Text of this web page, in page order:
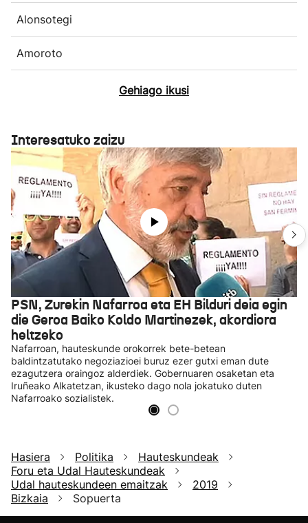
Alonsotegi
Amoroto
Gehiago ikusi
Interesatuko zaizu
PSN, Zurekin Nafarroa eta EH Bilduri deia egin
die Geroa Baiko Koldo Martinezek, akordiora
heltzeko
Nafarroan, hauteskunde orokorrek bete-betean
baldintzatutako negoziazioei buruz ezer gutxi eman dute
ezagutzera oraingoz alderdiek. Gobernuaren osaketan eta
Iruñeako Alkatetzan, ikusteko dago nola jokatuko duten
Nafarroako sozialistek.
Hasiera Politika
Hauteskundeak
Foru eta Udal Hauteskundeak
Udal hauteskundeen emaitzak
2019
Bizkaia
Sopuerta